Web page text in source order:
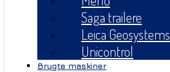
Saga trailere
Leica Geosystems
Unicontrol
Brugte maskiner